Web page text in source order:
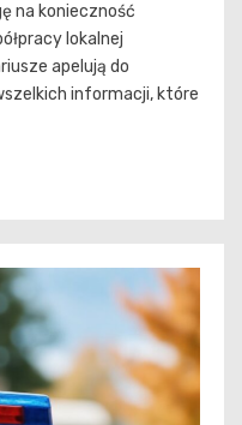
na konieczność
lokalnej
apelują do
informacji, które